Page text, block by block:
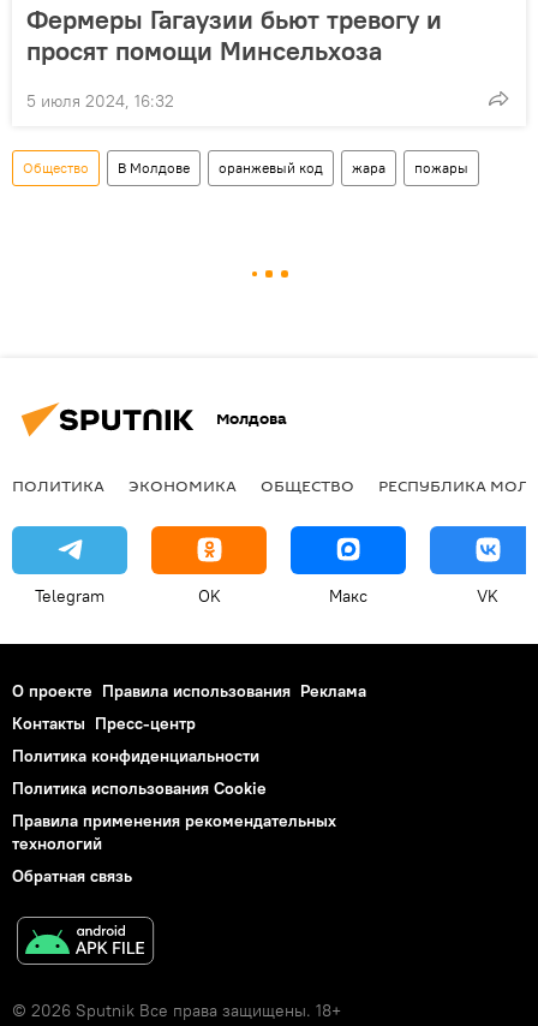
Фермеры Гагаузии бьют тревогу и
просят помощи Минсельхоза
5 июля 2024, 16:32
Общество В Молдове оранжевый код жара пожары
Молдова
ПОЛИТИКА ЭКОНОМИКА ОБЩЕСТВО РЕСПУБЛИКА
Telegram OK Макс VK
О проекте Правила использования Реклама
Контакты Пресс-центр
Политика конфиденциальности
Политика использования Cookie
Правила применения рекомендательных
технологий
Обратная связь
© 2026 Sputnik Все права защищены. 18+